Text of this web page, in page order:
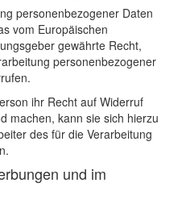
personenbezogener Daten
vom Europäischen
gewährte Recht,
personenbezogener
ihr Recht auf Widerruf
machen, kann sie sich hierzu
des für die Verarbeitung
und im